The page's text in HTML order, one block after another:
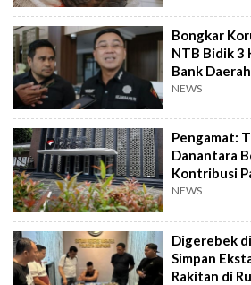
Bongkar
NTB Bidik 3
Bank Daerah
NEWS
Pengamat:
Danantara
Kontribusi
NEWS
Digerebek
Simpan
Rakitan di